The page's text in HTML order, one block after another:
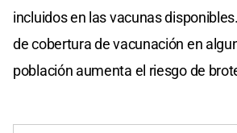
incluidos en las vacunas
de cobertura de vacunación en
población aumenta el riesgo de